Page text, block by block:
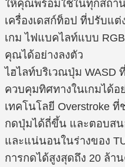
ให้คุณพร้อมใช้ในทุกสถา
เครื่องเดสก์ท็อป ที่ปรับแต่
เกม ไฟแบคไลท์แบบ
คุณได้อย่างลงตัว
ไฮไลท์บริเวณปุ่ม WASD
ควบคุมทิศทางในเกมได้อ
เทคโนโลยี Overstroke
กดปุ่มได้ถี่ขึ้น และตอบสน
และแน่นอนในร่างของ
การกดได้สูงสุดถึง 20 ล้า